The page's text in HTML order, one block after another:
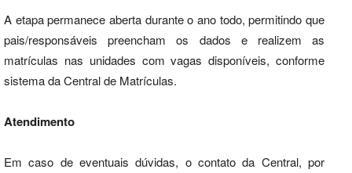
A etapa permanece aberta durante o ano todo, permitindo que
pais/responsáveis preencham os dados e realizem as
matrículas nas unidades com vagas disponíveis, conforme
sistema da Central de Matrículas.
Atendimento
Em caso de eventuais dúvidas, o contato da Central, por